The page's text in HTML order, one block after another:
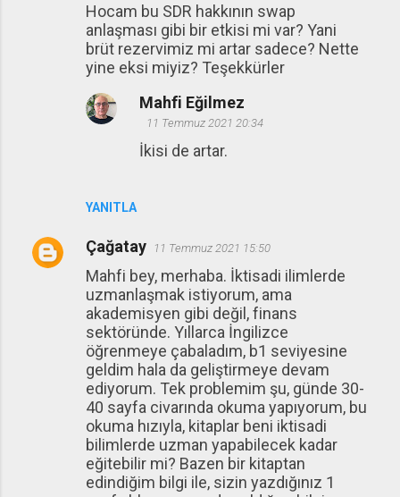
Hocam bu SDR hakkının swap
anlaşması gibi bir etkisi mi var? Yani
brüt rezervimiz mi artar sadece? Nette
yine eksi miyiz? Teşekkürler
YANITLA
Mahfi Eğilmez
11 Temmuz 2021 20:34
İkisi de artar.
Çağatay 11 Temmuz 2021 15:50
Mahfi bey, merhaba. İktisadi ilimlerde
uzmanlaşmak istiyorum, ama
akademisyen gibi değil, finans
sektöründe. Yıllarca İngilizce
öğrenmeye çabaladım, b1 seviyesine
geldim hala da geliştirmeye devam
ediyorum. Tek problemim şu, günde 30-
40 sayfa civarında okuma yapıyorum, bu
okuma hızıyla, kitaplar beni iktisadi
bilimlerde uzman yapabilecek kadar
eğitebilir mi? Bazen bir kitaptan
edindiğim bilgi ile, sizin yazdığınız 1